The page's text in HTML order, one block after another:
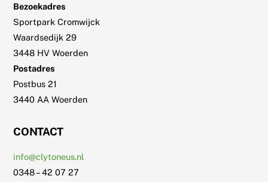
Bezoekadres
Sportpark Cromwijck
Waardsedijk 29
3448 HV Woerden
Postadres
Postbus 21
3440 AA Woerden
CONTACT
info@clytoneus.nl
0348 – 42 07 27